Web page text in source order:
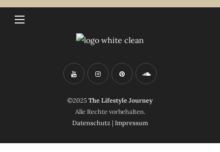
©2025The Lifestyle Journey
Alle Rechte vorbehalten.
Datenschutz | Impressum